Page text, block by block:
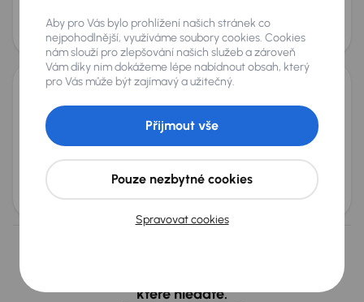
Měsíční splátka
od 4 882 Kč 580 000 Kč
Nově v nabídce
Omoda 5
2026 Benzín1.6 T108 kW
Servisní knížka
1.6 T
+4 dalších
Měsíční splátka
od 4 882 Kč
Akční cena
520 000 Kč
Slovensku a v Polsku můžeme mít podobné vozy,
které hledáte.
Aby pro Vás bylo prohlížení našich stránek co
nejpohodlnější, využíváme soubory cookies. Cookies
nám slouží pro zlepšování našich služeb a zároveň
Vám díky nim dokážeme lépe nabídnout obsah, který
pro Vás může být zajímavý a užitečný.
Spravovat cookies
Pouze nezbytné cookies
Přijmout vše